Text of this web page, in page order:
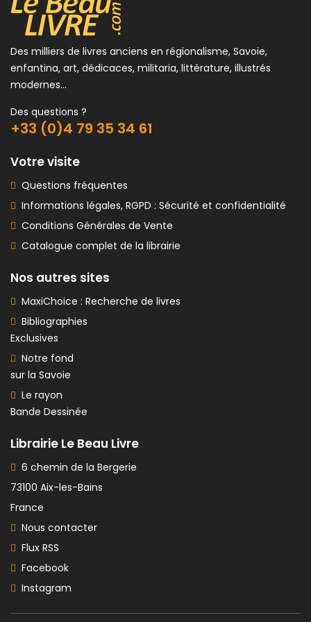
Des milliers de livres anciens en régionalisme, Savoie,
enfantina, art, dédicaces, militaria, littérature, illustrés
modernes...
Des questions ?
+33 (0)4 79 35 34 61
Votre visite
Questions fréquentes
Informations légales, RGPD : Sécurité et confidentialité
Conditions Générales de Vente
Catalogue complet de la librairie
Nos autres sites
MaxiChoice : Recherche de livres
Bibliographies
Exclusives
Notre fond
sur la Savoie
Le rayon
Bande Dessinée
Librairie Le Beau Livre
6 chemin de la Bergerie
73100 Aix-les-Bains
France
Nous contacter
Flux RSS
Facebook
Instagram